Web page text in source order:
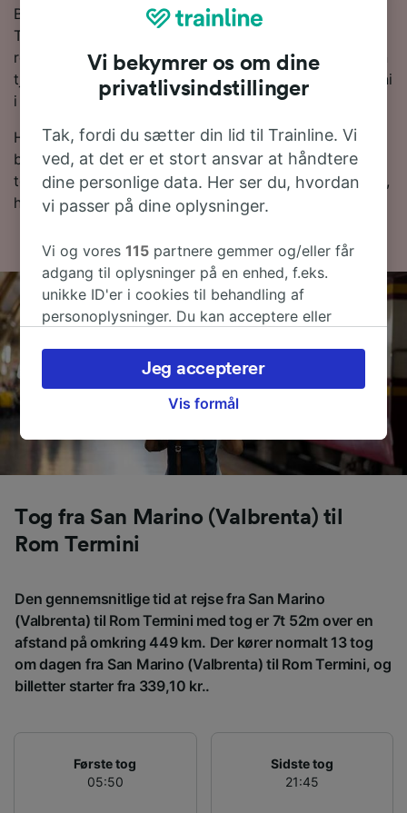
Bestil togbilletter fra San Marino (Valbrenta) til Rom
Termini i forvejen i stedet for at købe dem på selve
rejsedagen, og du vil få de billigste billetpriser. Du kan
tjekke priser fra San Marino (Valbrenta) til Rom Termini
i vores Rejseplanlægger.
Hvis du er klar til at bestille, så begynd at lede efter
billige togbilletter med os i dag. Læs mere om
togrejsen til Rom Termini med tog samt vores togplan,
hvor du kan se de første og sidste togtider.
Tog fra San Marino (Valbrenta) til
Rom Termini
Den gennemsnitlige tid at rejse fra San Marino
(Valbrenta) til Rom Termini med tog er 7t 52m over en
afstand på omkring 449 km. Der kører normalt 13 tog
om dagen fra San Marino (Valbrenta) til Rom Termini, og
billetter starter fra 339,10 kr..
Første tog
05:50
Sidste tog
21:45
Vi bekymrer os om dine
privatlivsindstillinger
Tak, fordi du sætter din lid til Trainline. Vi
ved, at det er et stort ansvar at håndtere
dine personlige data. Her ser du, hvordan
vi passer på dine oplysninger.
Vi og vores115 partnere gemmer og/eller får
adgang til oplysninger på en enhed, f.eks.
unikke ID'er i cookies til behandling af
personoplysninger. Du kan acceptere eller
herunder din ret til at gøre indsigelse, hvor
legitim interesse bruges, eller når som helst på
siden om privatlivspolitik. Disse valg
browsingdata. Dine data vil ikke blive brugt til
sporingsformål, hvis du har bedt os om ikke at
Vi og vores partnere behandler data for at
levere:
enhedskarakteristika til identifikation.
Opbevare og/eller tilgå oplysninger på en
enhed. Tilpasset annoncering og indhold,
annoncerings- og indholdsmåling,
målgruppeundersøgelser og udvikling af
tjenester.
Liste over partnere (leverandører)
Vis formål
Jeg accepterer